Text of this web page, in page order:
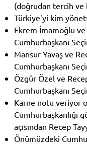
(doğrudan tercih ve
Türkiye'yi kim
Ekrem İmamoğlu
Cumhurbaşkanı
Mansur Yavaş ve
Cumhurbaşkanı
Özgür Özel ve
Cumhurbaşkanı
Karne notu veriyor
Cumhurbaşkanlığı
açısından Recep
Önümüzdeki